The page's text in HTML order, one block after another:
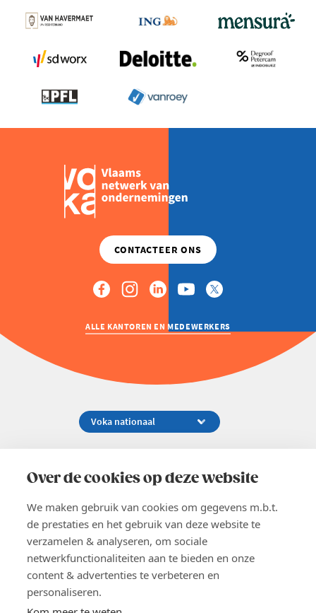
Over de cookies op deze website
We maken gebruik van cookies om gegevens m.b.t.
de prestaties en het gebruik van deze website te
verzamelen & analyseren, om sociale
netwerkfunctionaliteiten aan te bieden en onze
content & advertenties te verbeteren en
personaliseren.
ALLE KANTOREN EN MEDEWERKERS
02 229 81 11
EN